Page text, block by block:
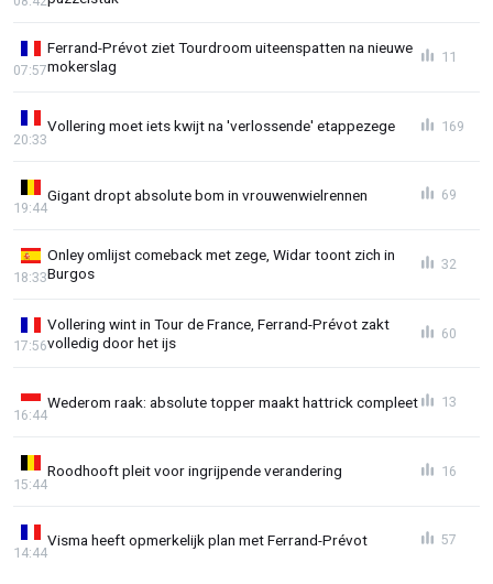
Ferrand-Prévot ziet Tourdroom uiteenspatten na nieuwe
mokerslag
07:57
11
Vollering moet iets kwijt na 'verlossende' etappezege
20:33
169
Gigant dropt absolute bom in vrouwenwielrennen
19:44
69
Onley omlijst comeback met zege, Widar toont zich in
Burgos
18:33
32
Vollering wint in Tour de France, Ferrand-Prévot zakt
volledig door het ijs
17:56
60
Wederom raak: absolute topper maakt hattrick compleet
16:44
13
Roodhooft pleit voor ingrijpende verandering
15:44
16
Visma heeft opmerkelijk plan met Ferrand-Prévot
14:44
57